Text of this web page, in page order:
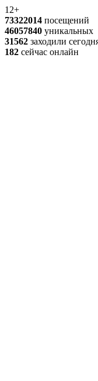
12+
73322014 посещений
46057840 уникальных
31562 заходили
182 сейчас онлайн